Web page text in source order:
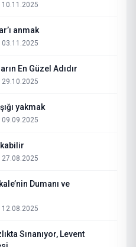
10.11.2025
anmak
03.11.2025
En Güzel Adıdır
29.10.2025
yakmak
09.09.2025
27.08.2025
Dumanı ve
12.08.2025